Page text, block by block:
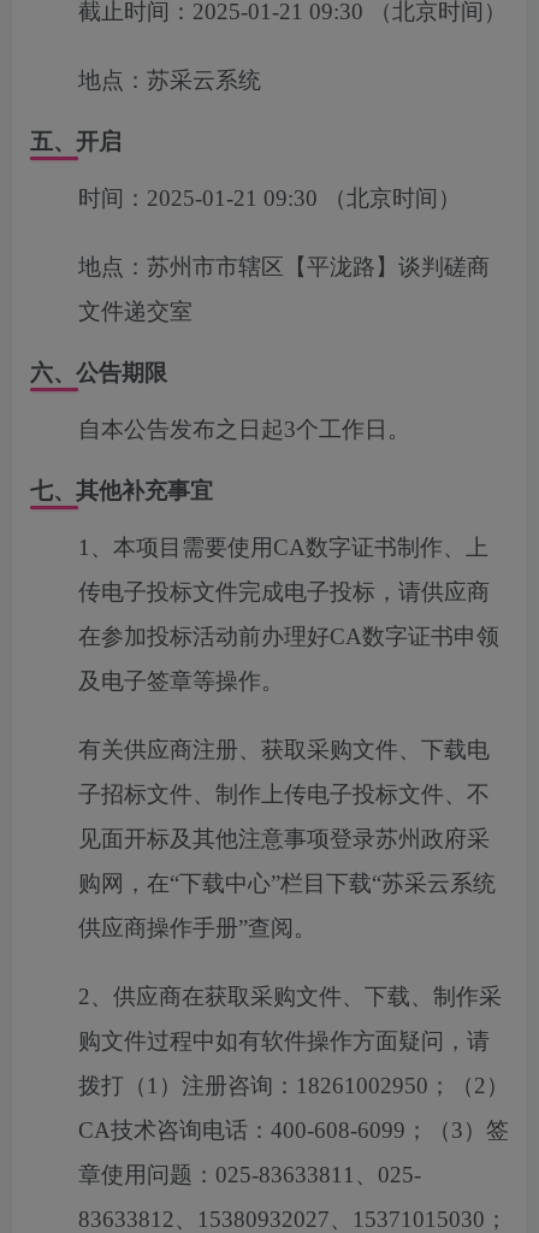
截止时间： 2025-01-21 09:30 （北京时间）
地点： 苏采云系统
五、开启
时间： 2025-01-21 09:30 （北京时间）
地点： 苏州市市辖区【平泷路】谈判磋商
文件递交室
六、公告期限
自本公告发布之日起3个工作日。
七、其他补充事宜
1、本项目需要使用CA数字证书制作、上
传电子投标文件完成电子投标，请供应商
在参加投标活动前办理好CA数字证书申领
及电子签章等操作。
有关供应商注册、获取采购文件、下载电
子招标文件、制作上传电子投标文件、不
见面开标及其他注意事项登录苏州政府采
购网，在“下载中心”栏目下载“苏采云系统
供应商操作手册”查阅。
2、供应商在获取采购文件、下载、制作采
购文件过程中如有软件操作方面疑问，请
拨打（1）注册咨询：18261002950；（2）
CA技术咨询电话：400-608-6099；（3）签
章使用问题：025-83633811、025-
83633812、15380932027、15371015030；